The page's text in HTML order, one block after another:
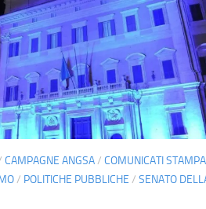
CAMPAGNE ANGSA/ COMUNICATI STAMPA
/ POLITICHE PUBBLICHE / SENATO